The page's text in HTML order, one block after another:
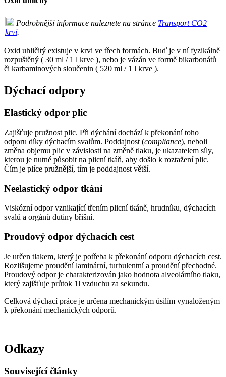
Podrobnější informace naleznete na stránce Transport CO2
krví.
Oxid uhličitý existuje v krvi ve třech formách. Buď je v ní fyzikálně
rozpuštěný ( 30 ml / 1 l krve ), nebo je vázán ve formě bikarbonátů
či karbaminových sloučenin ( 520 ml / 1 l krve ).
Dýchací odpory
Elastický odpor plic
Zajišťuje pružnost plic. Při dýchání dochází k překonání toho
odporu díky dýchacím svalům. Poddajnost (compliance), neboli
změna objemu plic v závislosti na změně tlaku, je ukazatelem síly,
kterou je nutné působit na plicní tkáň, aby došlo k roztažení plic.
Čím je plíce pružnější, tím je poddajnost větší.
Neelastický odpor tkání
Viskózní odpor vznikající třením plicní tkáně, hrudníku, dýchacích
svalů a orgánů dutiny břišní.
Proudový odpor dýchacích cest
Je určen tlakem, který je potřeba k překonání odporu dýchacích cest.
Rozlišujeme proudění laminární, turbulentní a proudění přechodné.
Proudový odpor je charakterizován jako hodnota alveolárního tlaku,
který zajišťuje průtok 1l vzduchu za sekundu.
Celková dýchací práce je určena mechanickým úsilím vynaloženým
k překonání mechanických odporů.
Odkazy
Související články